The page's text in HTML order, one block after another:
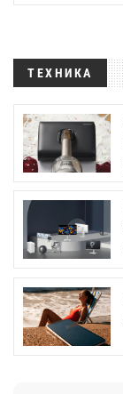
ТЕХНИКА